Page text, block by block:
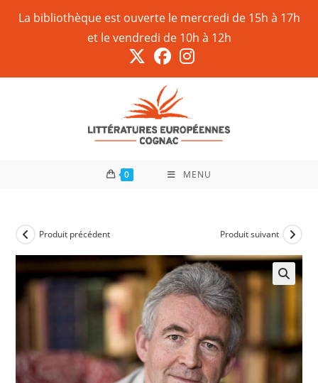
La bibliothèque est ouverte le mercredi de 15h à 17h
et le vendredi de 10h à 12h
0 MENU
Produit précédent Produit suivant